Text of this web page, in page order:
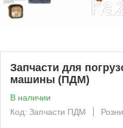
Запчасти для
машины (ПДМ)
В наличии
Код: Запчасти ПДМ